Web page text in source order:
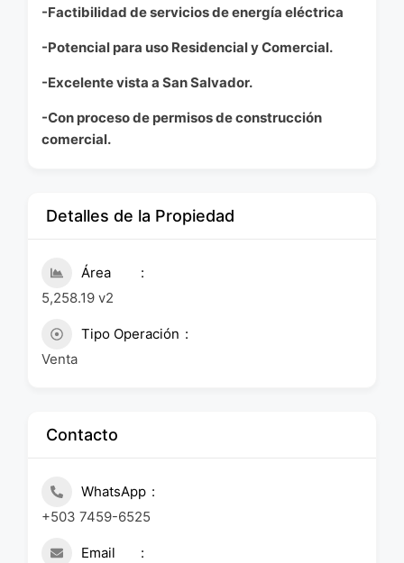
-Factibilidad de servicios de energía eléctrica
-Potencial para uso Residencial y Comercial.
-Excelente vista a San Salvador.
-Con proceso de permisos de construcción
comercial.
Detalles de la Propiedad
Área
5,258.19 v2
Tipo Operación
Venta
Contacto
WhatsApp
+503 7459-6525
Email